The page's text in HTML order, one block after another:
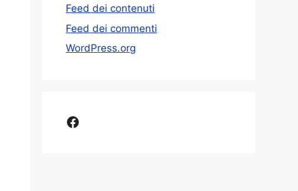
Feed dei contenuti
Feed dei commenti
WordPress.org
Facebook